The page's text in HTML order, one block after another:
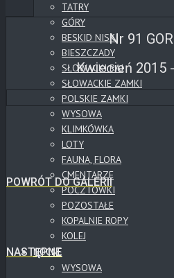
TATRY
GÓRY
BESKID NISKI
BIESZCZADY
SŁOWACKI RAJ
SŁOWACKIE ZAMKI
POLSKIE ZAMKI
WYSOWA
KLIMKÓWKA
LOTY
FAUNA, FLORA
CMENTARZE
POCZTÓWKI
POZOSTAŁE
KOPALNIE ROPY
KOLEJ
NOCNE
WYSOWA
Nr 91
Kwiecień 2015
POWRÓT DO GALERII
NASTĘPNE